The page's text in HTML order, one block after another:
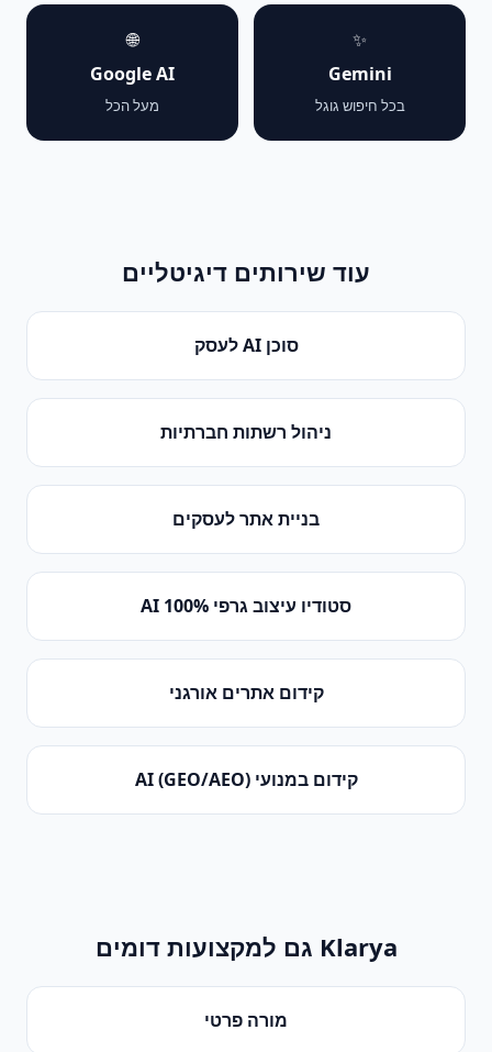
✨
Gemini
בכל חיפוש גוגל
🌐
Google AI
מעל הכל
עוד שירותים דיגיטליים
סוכן AI לעסק
ניהול רשתות חברתיות
בניית אתר לעסקים
סטודיו עיצוב גרפי 100% AI
קידום אתרים אורגני
קידום במנועי AI (GEO/AEO)
Klarya גם למקצועות דומים
מורה פרטי